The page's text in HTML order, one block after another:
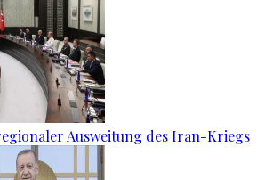
Ausweitung des Iran-Kriegs